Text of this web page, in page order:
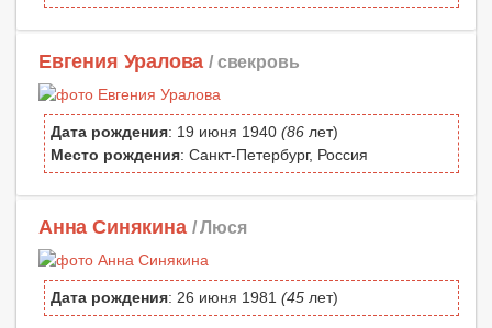
Евгения Уралова / свекровь
Дата рождения: 19 июня 1940 (86 лет)
Место рождения: Санкт-Петербург, Россия
Анна Синякина / Люся
Дата рождения: 26 июня 1981 (45 лет)